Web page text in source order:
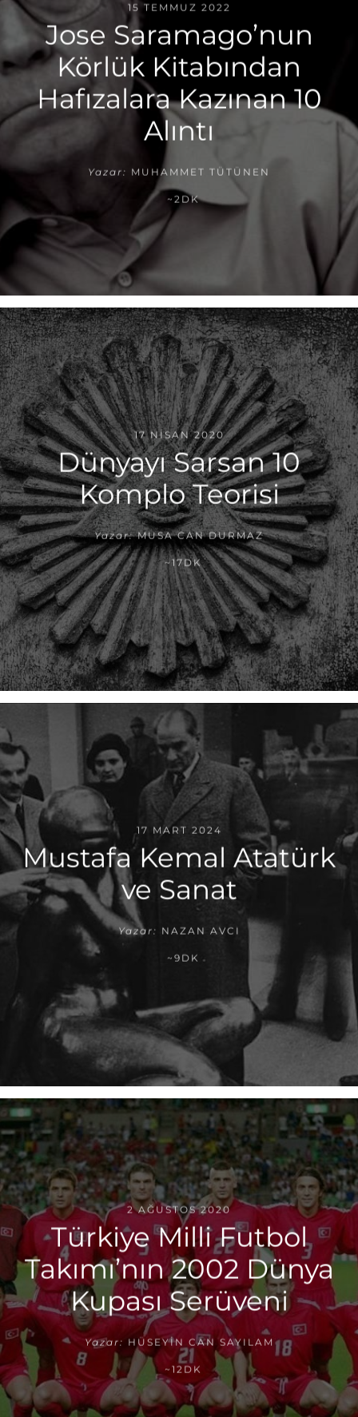
15 TEMMUZ 2022
Jose Saramago’nun
Körlük Kitabından
Hafızalara Kazınan 10
Alıntı
Yazar: MUHAMMET TÜTÜNEN
~2DK
17 NISAN 2020
Dünyayı Sarsan 10
Komplo Teorisi
Yazar: MUSA CAN DURMAZ
~17DK
17 MART 2024
Mustafa Kemal Atatürk
ve Sanat
Yazar: NAZAN AVCI
~9DK
2 AĞUSTOS 2020
Türkiye Milli Futbol
Takımı’nın 2002 Dünya
Kupası Serüveni
Yazar: HÜSEYIN CAN SAYILAM
~12DK